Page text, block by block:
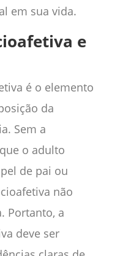
em sua vida.
e
é o elemento
da
Sem a
o adulto
de pai ou
não
Portanto, a
deve ser